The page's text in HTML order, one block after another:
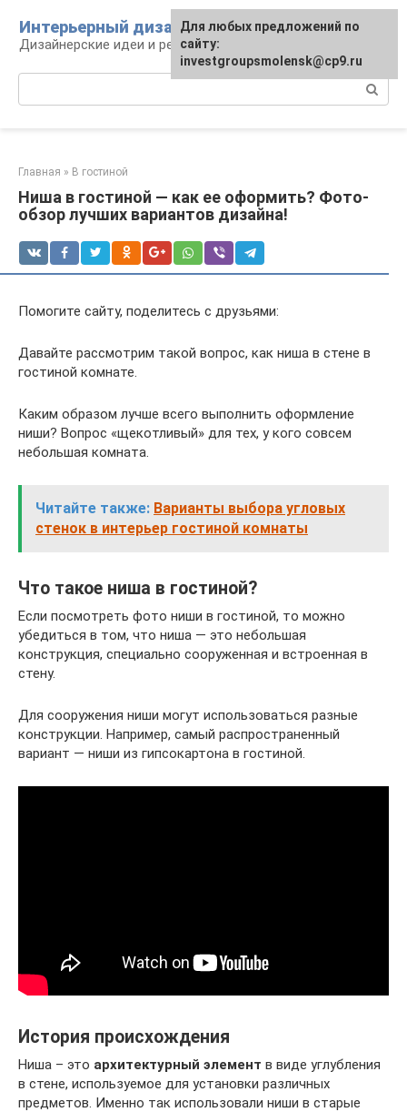
контенту
Интерьерный дизайн
Дизайнерские идеи и решения
Главная » В гостиной
Ниша в гостиной — как ее оформить? Фото-
обзор лучших вариантов дизайна!
Помогите сайту, поделитесь с друзьями:
Давайте рассмотрим такой вопрос, как ниша в стене в
гостиной комнате.
Каким образом лучше всего выполнить оформление
ниши? Вопрос «щекотливый» для тех, у кого совсем
небольшая комната.
Читайте также: Варианты выбора угловых
стенок в интерьер гостиной комнаты
Что такое ниша в гостиной?
Если посмотреть фото ниши в гостиной, то можно
убедиться в том, что ниша — это небольшая
конструкция, специально сооруженная и встроенная в
стену.
Для сооружения ниши могут использоваться разные
конструкции. Например, самый распространенный
вариант — ниши из гипсокартона в гостиной.
История происхождения
Ниша – это архитектурный элемент в виде углубления
в стене, используемое для установки различных
предметов. Именно так использовали ниши в старые
Для любых предложений по
сайту:
investgroupsmolensk@cp9.ru